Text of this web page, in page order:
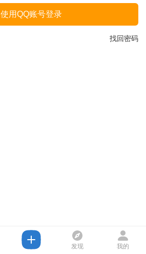
使用QQ账号登录
找回密码
发现 我的